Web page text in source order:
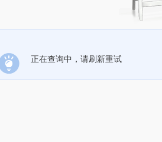
正在查询中，请刷新重试